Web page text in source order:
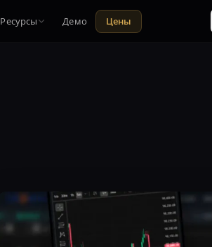
Ресурсы Демо Цены